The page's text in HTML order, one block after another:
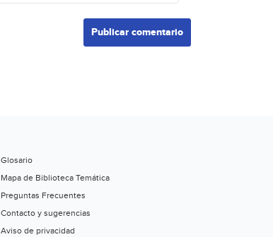
Glosario
Mapa de Biblioteca Temática
Preguntas Frecuentes
Contacto y sugerencias
Aviso de privacidad